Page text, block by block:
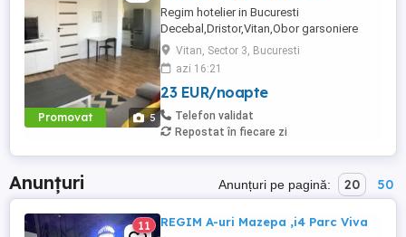
Promovat 5
Regim hotelier in Bucuresti
Decebal,Dristor,Vitan,Obor garsoniere
apartamente 2-3 camere,utilate complet,
mobilate modern, aer conditionat,lenjerii
prosoape curate,poze reale, televizor Led,
internet WiFi, foarte curat, discret, Parcare
120 lei 3 ore 150 lei zi garsoniera 250 lei zi
2 camere Nu ...
Vitan, Sector 3, Bucuresti
azi 16:21
23 EUR/noapte
Telefon validat
Repostat în fiecare zi
Anunțuri Anunțuri pe pagină: 20 50
11 REGIM A-uri Mazepa ,i4 Parc Viva